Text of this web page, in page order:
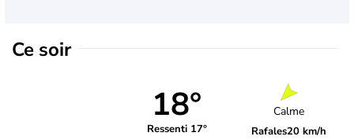
Ce soir
18°
Ressenti 17°
Calme
Rafales20 km/h